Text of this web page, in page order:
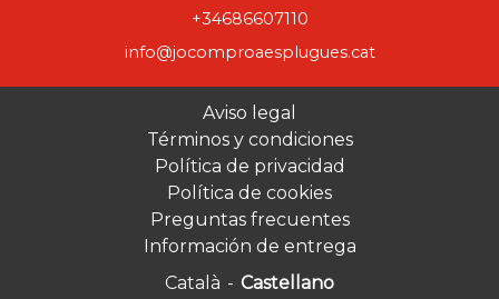
+34686607110
info@jocomproaesplugues.cat
Aviso legal
Términos y condiciones
Política de privacidad
Política de cookies
Preguntas frecuentes
Información de entrega
Català - Castellano